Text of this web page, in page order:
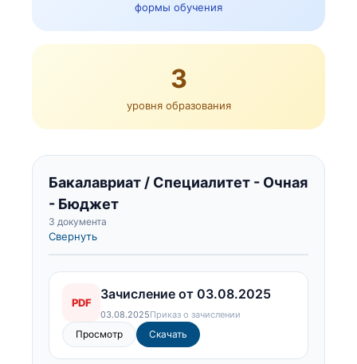
формы обучения
3
уровня образования
Бакалавриат / Специалитет - Очная
- Бюджет
3 документа
Свернуть
PDF
Зачисление от 03.08.2025
03.08.2025Приказ о зачислении
Просмотр Скачать